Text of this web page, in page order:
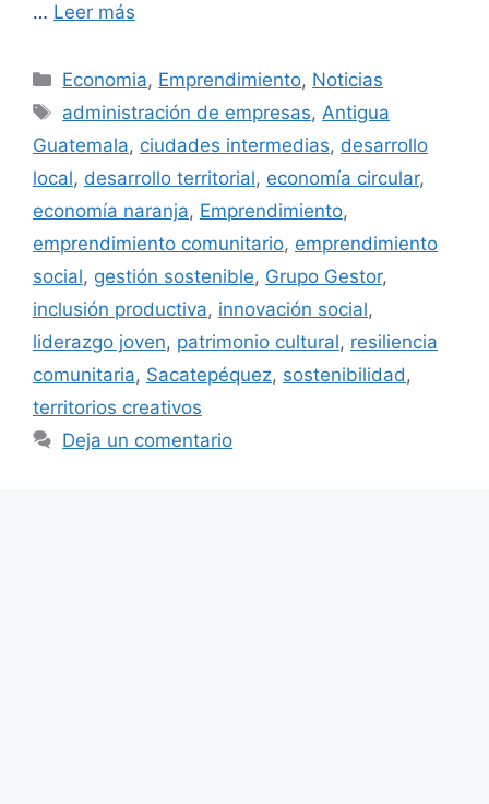
… Leer más
Categorías
Economia, Emprendimiento, Noticias
Etiquetas
administración de empresas,Antigua
Guatemala, ciudades intermedias, desarrollo
local, desarrollo territorial, economía circular,
economía naranja, Emprendimiento,
emprendimiento comunitario, emprendimiento
social, gestión sostenible, Grupo Gestor,
inclusión productiva, innovación social,
liderazgo joven, patrimonio cultural, resiliencia
comunitaria, Sacatepéquez, sostenibilidad,
territorios creativos
Deja un comentario